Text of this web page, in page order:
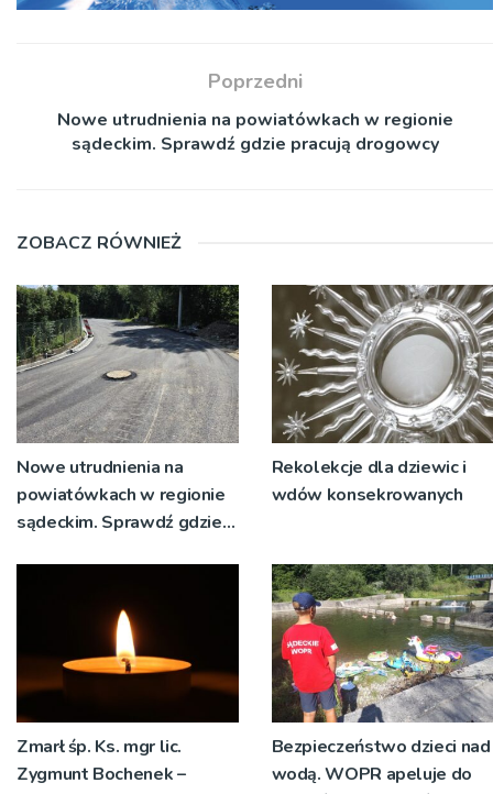
Poprzedni
Nowe utrudnienia na powiatówkach w regionie
sądeckim. Sprawdź gdzie pracują drogowcy
ZOBACZ RÓWNIEŻ
Nowe utrudnienia na
powiatówkach w regionie
sądeckim. Sprawdź gdzie
Rekolekcje dla dziewic i
wdów konsekrowanych
Zmarł śp. Ks. mgr lic.
Zygmunt Bochenek –
Bezpieczeństwo dzieci nad
wodą. WOPR apeluje do